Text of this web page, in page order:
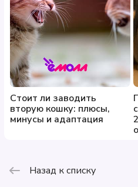
Стоит ли заводить
вторую кошку: плюсы,
минусы и адаптация
Назад к списку